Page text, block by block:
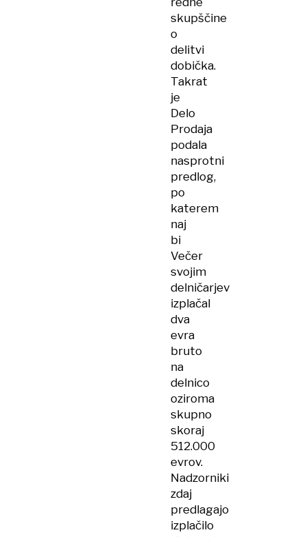
skupščine
o
delitvi
dobička.
Takrat
je
Delo
Prodaja
podala
nasprotni
predlog,
po
katerem
naj
bi
Večer
svojim
delničarjev
izplačal
dva
evra
bruto
na
delnico
oziroma
skupno
skoraj
512.000
evrov.
Nadzorniki
zdaj
predlagajo
izplačilo